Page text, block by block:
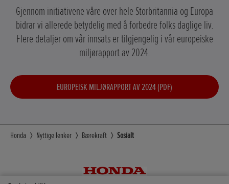
Gjennom initiativene våre over hele Storbritannia og Europa
bidrar vi allerede betydelig med å forbedre folks daglige liv.
Flere detaljer om vår innsats er tilgjengelig i vår europeiske
miljørapport av 2024.
EUROPEISK MILJØRAPPORT AV 2024 (PDF)
Honda Nyttige lenker Bærekraft Sosialt